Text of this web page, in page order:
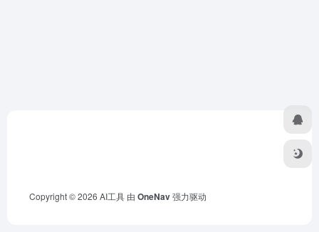
Copyright © 2026 AI工具 由 OneNav强力驱动